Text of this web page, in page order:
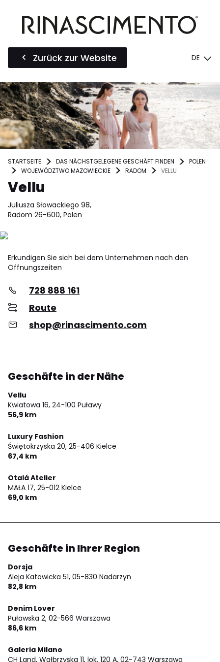
Zurück zur Website DE
STARTSEITE DAS NÄCHSTGELEGENE GESCHÄFT FINDEN
POLEN
WOJEWÓDZTWO MAZOWIECKIE
RADOM VELLU
Vellu
Juliusza Słowackiego 98,
Radom 26-600, Polen
Erkundigen Sie sich bei dem Unternehmen nach den
Öffnungszeiten
728 888 161
Route
shop@rinascimento.com
Geschäfte in der Nähe
Vellu
Kwiatowa 16, 24-100 Puławy
56,9 km
Luxury Fashion
Świętokrzyska 20, 25-406 Kielce
67,4 km
Otalá Atelier
MAŁA 17, 25-012 Kielce
69,0 km
Geschäfte in Ihrer Region
Dorsja
Aleja Katowicka 51, 05-830 Nadarzyn
82,8 km
Denim Lover
Puławska 2, 02-566 Warszawa
86,6 km
Galeria Milano
CH Land, Wałbrzyska 11, lok. 120 A, 02-743 Warszawa